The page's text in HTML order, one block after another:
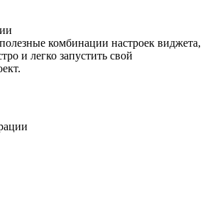
комбинации настроек виджета,
и легко запустить свой